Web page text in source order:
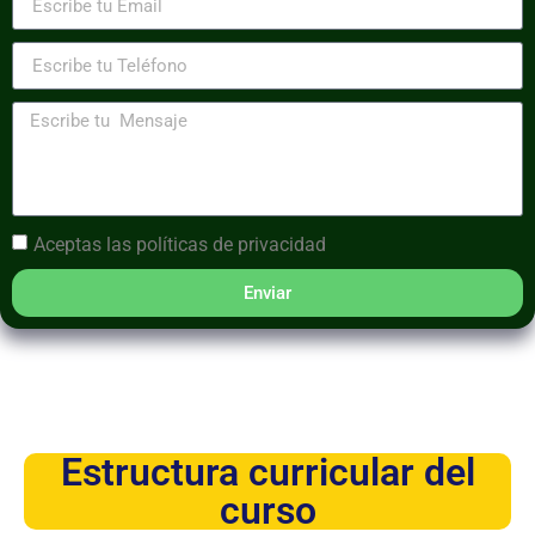
Aceptas las políticas de privacidad
Enviar
Estructura curricular del
curso